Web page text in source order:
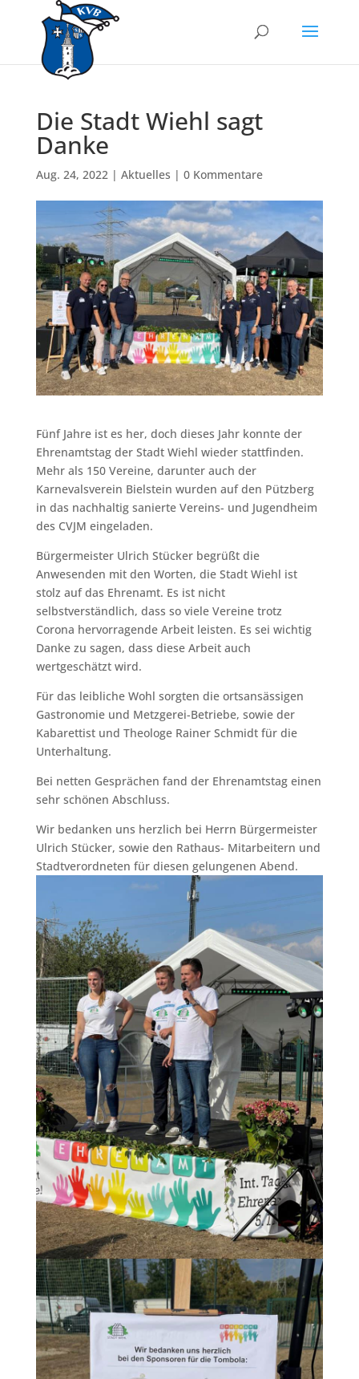
Die Stadt Wiehl sagt
Danke
Aug. 24, 2022| Aktuelles | 0 Kommentare
Fünf Jahre ist es her, doch dieses Jahr konnte der
Ehrenamtstag der Stadt Wiehl wieder stattfinden.
Mehr als 150 Vereine, darunter auch der
Karnevalsverein Bielstein wurden auf den Pützberg
in das nachhaltig sanierte Vereins- und Jugendheim
des CVJM eingeladen.
Bürgermeister Ulrich Stücker begrüßt die
Anwesenden mit den Worten, die Stadt Wiehl ist
stolz auf das Ehrenamt. Es ist nicht
selbstverständlich, dass so viele Vereine trotz
Corona hervorragende Arbeit leisten. Es sei wichtig
Danke zu sagen, dass diese Arbeit auch
wertgeschätzt wird.
Für das leibliche Wohl sorgten die ortsansässigen
Gastronomie und Metzgerei-Betriebe, sowie der
Kabarettist und Theologe Rainer Schmidt für die
Unterhaltung.
Bei netten Gesprächen fand der Ehrenamtstag einen
sehr schönen Abschluss.
Wir bedanken uns herzlich bei Herrn Bürgermeister
Ulrich Stücker, sowie den Rathaus- Mitarbeitern und
Stadtverordneten für diesen gelungenen Abend.